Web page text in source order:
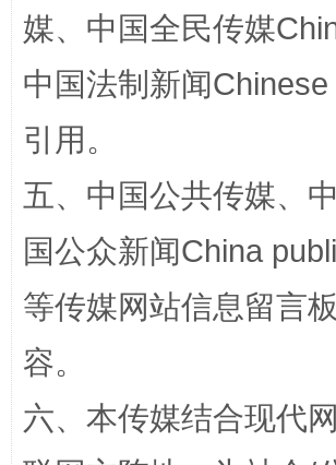
扯下公款旅游的“隐身衣”
“蜀中异人”王建安的艺术幻境
媒、中国全民传媒
中国法制新闻
引用。
五、中国公共传媒、
国公众新闻China
等传媒网站信息留言
容。
六、本传媒结合现代